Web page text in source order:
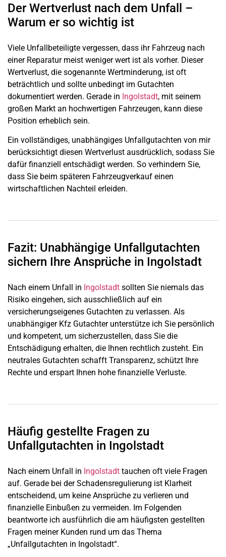
Der Wertverlust nach dem Unfall –
Warum er so wichtig ist
Viele Unfallbeteiligte vergessen, dass ihr Fahrzeug nach
einer Reparatur meist weniger wert ist als vorher. Dieser
Wertverlust, die sogenannte Wertminderung, ist oft
beträchtlich und sollte unbedingt im Gutachten
dokumentiert werden. Gerade in Ingolstadt, mit seinem
großen Markt an hochwertigen Fahrzeugen, kann diese
Position erheblich sein.
Ein vollständiges, unabhängiges Unfallgutachten von mir
berücksichtigt diesen Wertverlust ausdrücklich, sodass Sie
dafür finanziell entschädigt werden. So verhindern Sie,
dass Sie beim späteren Fahrzeugverkauf einen
wirtschaftlichen Nachteil erleiden.
Fazit: Unabhängige Unfallgutachten
sichern Ihre Ansprüche in Ingolstadt
Nach einem Unfall in Ingolstadt sollten Sie niemals das
Risiko eingehen, sich ausschließlich auf ein
versicherungseigenes Gutachten zu verlassen. Als
unabhängiger Kfz Gutachter unterstütze ich Sie persönlich
und kompetent, um sicherzustellen, dass Sie die
Entschädigung erhalten, die Ihnen rechtlich zusteht. Ein
neutrales Gutachten schafft Transparenz, schützt Ihre
Rechte und erspart Ihnen hohe finanzielle Verluste.
Häufig gestellte Fragen zu
Unfallgutachten in Ingolstadt
Nach einem Unfall in Ingolstadt tauchen oft viele Fragen
auf. Gerade bei der Schadensregulierung ist Klarheit
entscheidend, um keine Ansprüche zu verlieren und
finanzielle Einbußen zu vermeiden. Im Folgenden
beantworte ich ausführlich die am häufigsten gestellten
Fragen meiner Kunden rund um das Thema
„Unfallgutachten in Ingolstadt“.